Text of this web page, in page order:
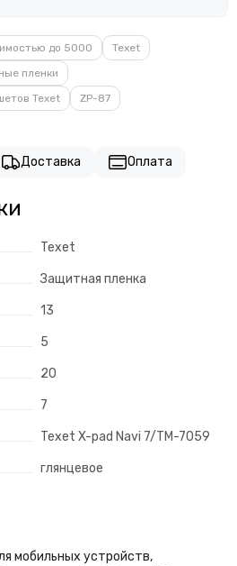
до 5000
Texet
пленки
Texet
ZP-87
Доставка Оплата
Texet
Защитная пленка
13
5
20
7
Texet X-pad Navi 7/TM-7059
глянцевое
мобильных устройств,